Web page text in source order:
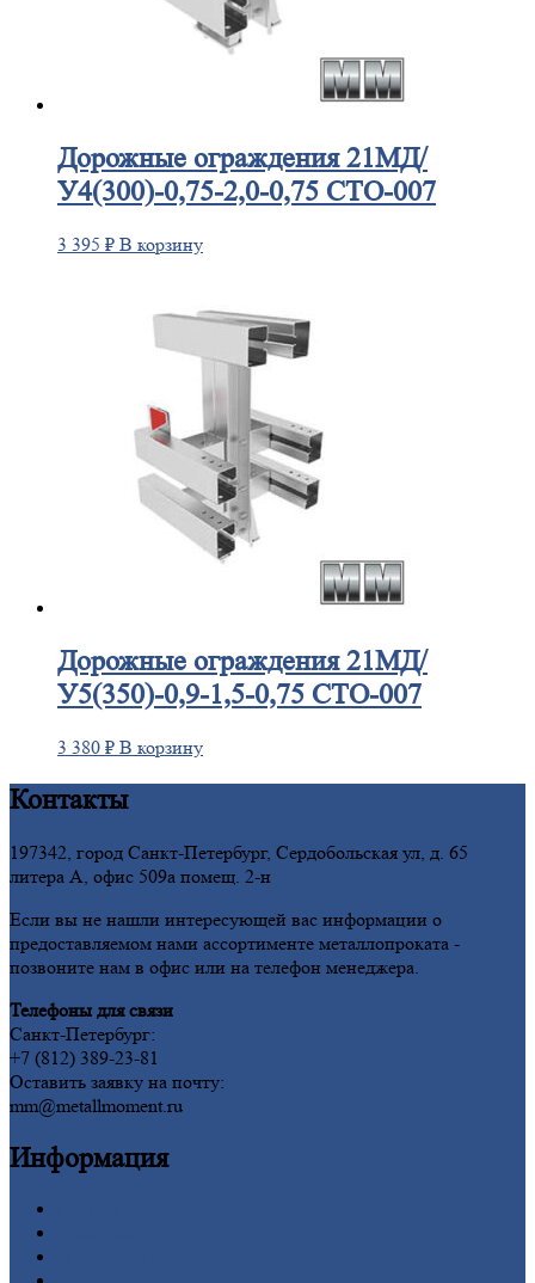
Дорожные ограждения 21МД/
У4(300)-0,75-2,0-0,75 СТО-007
3 395 ₽ В корзину
Дорожные ограждения 21МД/
У5(350)-0,9-1,5-0,75 СТО-007
3 380 ₽ В корзину
Контакты
197342, город Санкт-Петербург, Сердобольская ул, д. 65
литера А, офис 509а помещ. 2-н
Если вы не нашли интересующей вас информации о
предоставляемом нами ассортименте металлопроката -
позвоните нам в офис или на телефон менеджера.
Телефоны для связи
Санкт-Петербург:
+7 (812) 389-23-81
Оставить заявку на почту:
mm@metallmoment.ru
Информация